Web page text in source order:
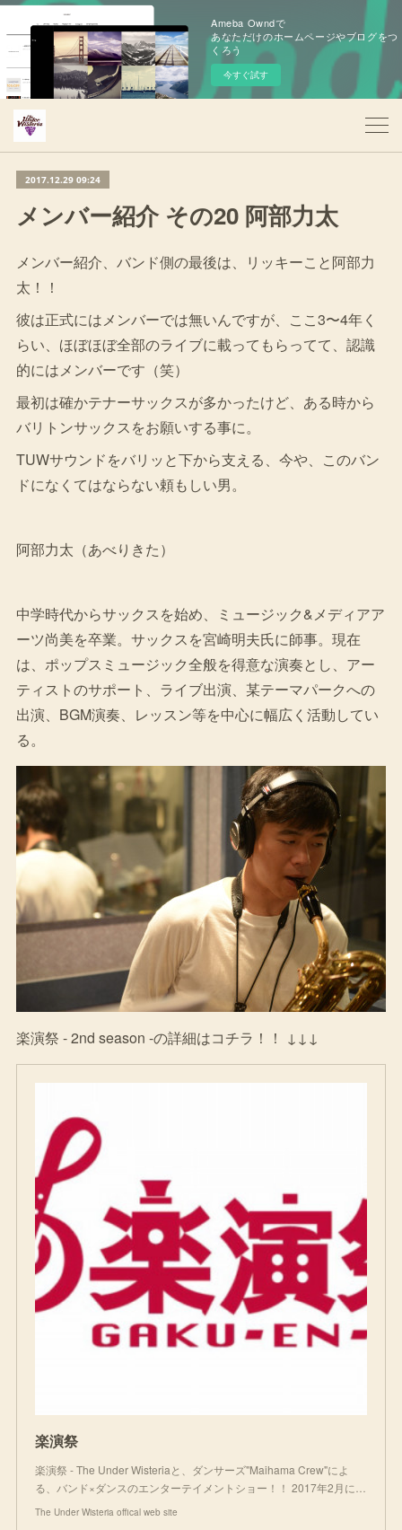
Ameba Owndで
あなただけのホームページやブログをつ
くろう
今すぐ試す
2017.12.29 09:24
メンバー紹介 その20 阿部力太
メンバー紹介、バンド側の最後は、リッキーこと阿部力
太！！
彼は正式にはメンバーでは無いんですが、ここ3〜4年く
らい、ほぼほぼ全部のライブに載ってもらってて、認識
的にはメンバーです（笑）
最初は確かテナーサックスが多かったけど、ある時から
バリトンサックスをお願いする事に。
TUWサウンドをバリッと下から支える、今や、このバン
ドになくてはならない頼もしい男。
阿部力太（あべりきた）
中学時代からサックスを始め、ミュージック&メディアア
ーツ尚美を卒業。サックスを宮崎明夫氏に師事。現在
は、ポップスミュージック全般を得意な演奏とし、アー
ティストのサポート、ライブ出演、某テーマパークへの
出演、BGM演奏、レッスン等を中心に幅広く活動してい
る。
楽演祭 - 2nd season -の詳細はコチラ！！ ↓↓↓
楽演祭
楽演祭 - The Under Wisteriaと、ダンサーズ"Maihama Crew"によ
る、バンド×ダンスのエンターテイメントショー！！ 2017年2月に…
The Under Wisteria offical web site